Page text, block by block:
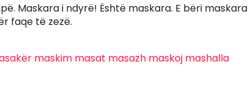
Maskara i ndyrë! Është maskara. E bëri maskara
faqe të zezë.
maskim masat masazh maskoj mashalla